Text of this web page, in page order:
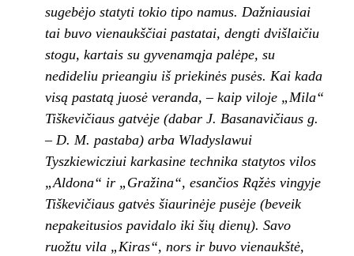
sugebėjo statyti tokio tipo namus. Dažniausiai
tai buvo vienaukščiai pastatai, dengti dvišlaičiu
stogu, kartais su gyvenamąja palėpe, su
nedideliu prieangiu iš priekinės pusės. Kai kada
visą pastatą juosė veranda, – kaip viloje „Mila“
Tiškevičiaus gatvėje (dabar J. Basanavičiaus g.
– D. M. pastaba) arba Wladyslawui
Tyszkiewicziui karkasine technika statytos vilos
„Aldona“ ir „Gražina“, esančios Rąžės vingyje
Tiškevičiaus gatvės šiaurinėje pusėje (beveik
nepakeitusios pavidalo iki šių dienų). Savo
ruožtu vila „Kiras“, nors ir buvo vienaukštė,